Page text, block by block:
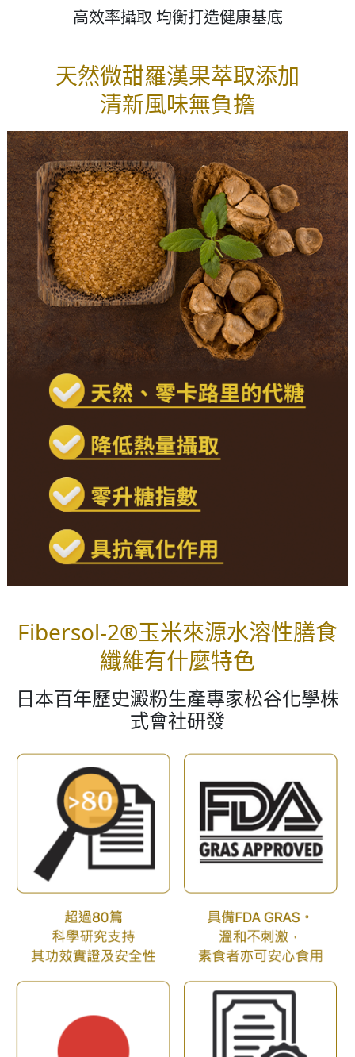
高效率攝取 均衡打造健康基底
天然微甜羅漢果萃取添加
清新風味無負擔
Fibersol-2®玉米來源水溶性膳食
纖維有什麼特色
日本百年歷史澱粉生產專家松谷化學株
式會社研發